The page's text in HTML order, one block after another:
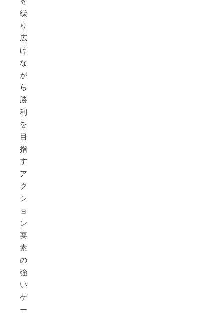
繰
り
広
げ
な
が
ら
勝
利
を
目
指
す
ア
ク
シ
ョ
ン
要
素
の
強
い
ゲ
ー